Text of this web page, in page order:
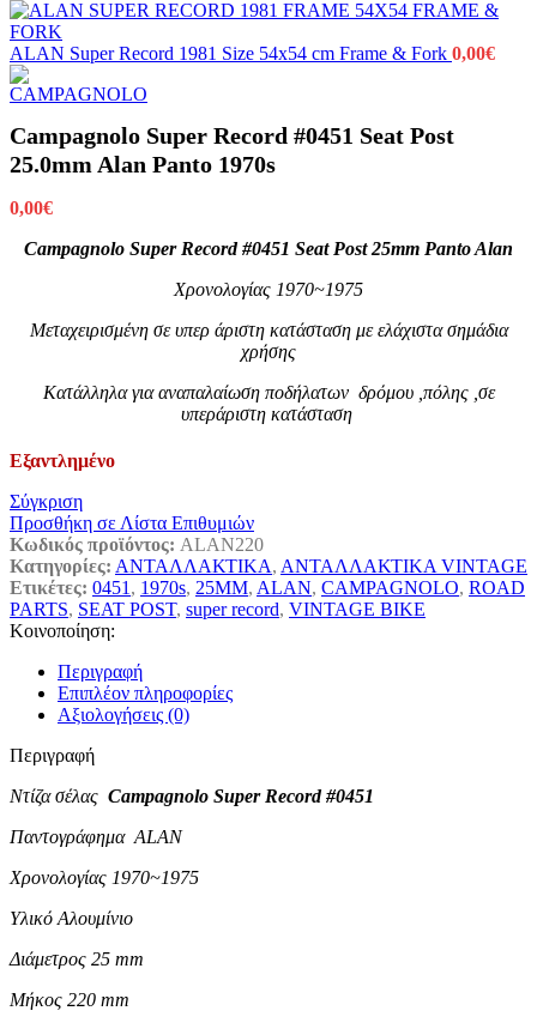
ALAN Super Record 1981 Size 54x54 cm Frame & Fork 0,00€
Campagnolo Super Record #0451 Seat Post
25.0mm Alan Panto 1970s
0,00€
Campagnolo Super Record #0451 Seat Post 25mm Panto Alan
Χρονολογίας 1970~1975
Μεταχειρισμένη σε υπερ άριστη κατάσταση με ελάχιστα σημάδια
χρήσης
Κατάλληλα για αναπαλαίωση ποδήλατων δρόμου ,πόλης ,σε
υπεράριστη κατάσταση
Εξαντλημένο
Σύγκριση
Προσθήκη σε Λίστα Επιθυμιών
Κωδικός προϊόντος: ALAN220
Κατηγορίες: ΑΝΤΑΛΛΑΚΤΙΚΑ, ΑΝΤΑΛΛΑΚΤΙΚΑ VINTAGE
Ετικέτες: 0451 , 1970s, 25MM, ALAN, CAMPAGNOLO, ROAD
PARTS, SEAT POST, super record, VINTAGE BIKE
Κοινοποίηση:
Περιγραφή
Επιπλέον πληροφορίες
Αξιολογήσεις (0)
Περιγραφή
Ντίζα σέλας Campagnolo Super Record #0451
Παντογράφημα ALAN
Χρονολογίας 1970~1975
Υλικό Αλουμίνιο
Διάμετρος 25 mm
Μήκος 220 mm